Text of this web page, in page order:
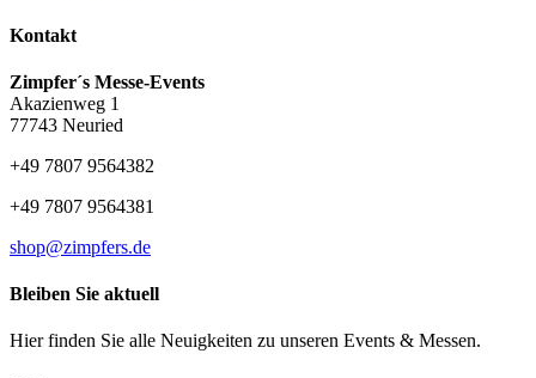
Kontakt
Zimpfer´s Messe-Events
Akazienweg 1
77743 Neuried
+49 7807 9564382
+49 7807 9564381
shop@zimpfers.de
Bleiben Sie aktuell
Hier finden Sie alle Neuigkeiten zu unseren Events & Messen.